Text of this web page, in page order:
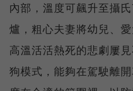
內部，溫度可飆升至攝
爐，粗心夫妻將幼兒、
高溫活活熱死的悲劇屢
狗模式，能夠在駕駛離